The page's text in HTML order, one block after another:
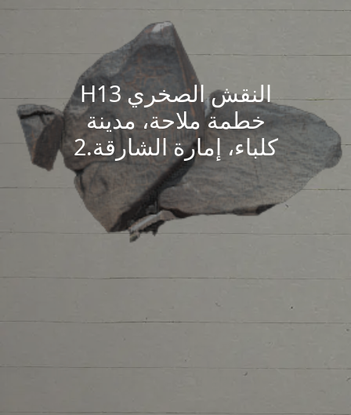
النقش الصخري H13
خطمة ملاحة، مدينة
كلباء، إمارة الشارقة.2